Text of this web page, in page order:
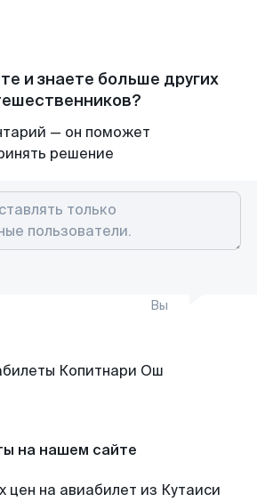
и знаете больше других
— он поможет
решение
Вы
на нашем сайте
цен на авиабилет из Кутаиси